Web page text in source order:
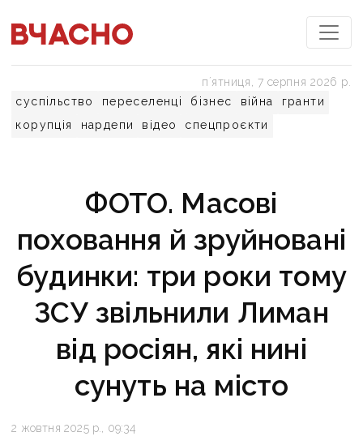
суспільство переселенці бізнес війна
гранти
корупція
нардепи відео спецпроєкти
пʼятниця, 7 серпня 2026 р.
ФОТО. Масові
поховання й зруйновані
будинки: три роки тому
ЗСУ звільнили Лиман
від росіян, які нині
сунуть на місто
2 жовтня 2025 р., 09:34